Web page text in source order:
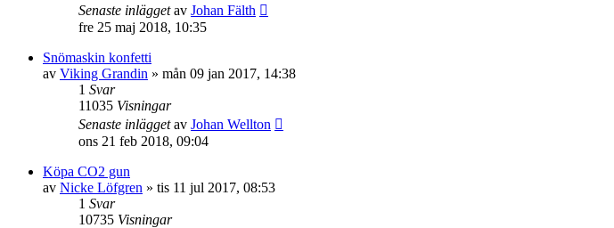
Senaste inläggetav Johan Fälth
fre 25 maj 2018, 10:35
Snömaskin konfetti
av Viking Grandin » mån 09 jan 2017, 14:38
1 Svar
11035 Visningar
Senaste inläggetav Johan Wellton
ons 21 feb 2018, 09:04
Köpa CO2 gun
av Nicke Löfgren » tis 11 jul 2017, 08:53
1 Svar
10735 Visningar